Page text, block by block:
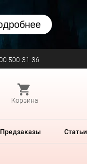
500-31-36
Корзина
Предзаказы Статьи